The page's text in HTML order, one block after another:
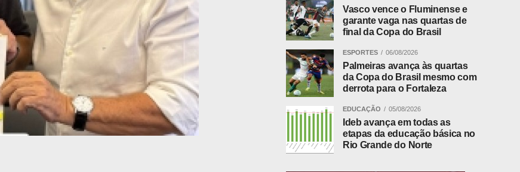
Vasco vence o Fluminense e
garante vaga nas quartas de
final da Copa do Brasil
ESPORTES 06/08/2026
Palmeiras avança às quartas
da Copa do Brasil mesmo com
derrota para o Fortaleza
EDUCAÇÃO 05/08/2026
Ideb avança em todas as
etapas da educação básica no
Rio Grande do Norte